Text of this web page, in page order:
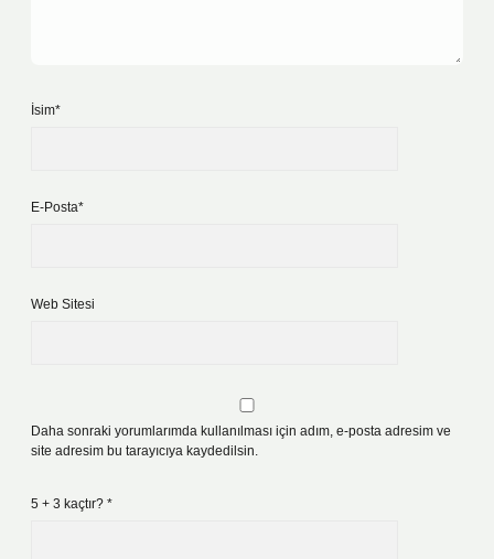
İsim*
E-Posta*
Web Sitesi
Daha sonraki yorumlarımda kullanılması için adım, e-posta adresim ve
site adresim bu tarayıcıya kaydedilsin.
5 + 3 kaçtır? *